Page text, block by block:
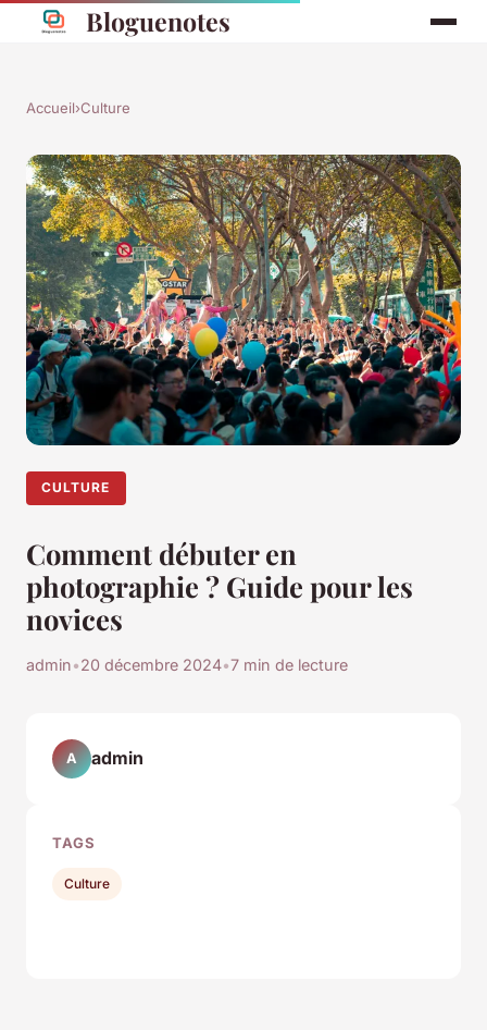
Bloguenotes
Accueil›Culture
CULTURE
Comment débuter en
photographie ? Guide pour les
novices
admin•20 décembre 2024•7 min de lecture
A admin
TAGS
Culture